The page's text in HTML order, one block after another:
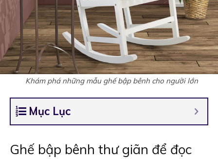
Khám phá những mẫu ghế bập bênh cho người lớn
Mục Lục
Ghế bập bênh thư giãn để đọc